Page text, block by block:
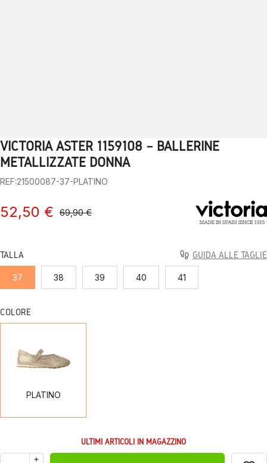
1 2 3 4 5 6 7 8 9
VICTORIA ASTER 1159108 – BALLERINE
METALLIZZATE DONNA
REF:21500087-37-PLATINO
52,50 € 69,90 €
TALLA GUIDA ALLE TAGLIE
37 38 39 40 41
COLORE
PLATINO
ULTIMI ARTICOLI IN MAGAZZINO